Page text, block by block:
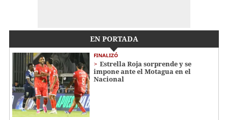
EN PORTADA
FINALIZÓ
Estrella Roja sorprende y se
impone ante el Motagua en el
Nacional